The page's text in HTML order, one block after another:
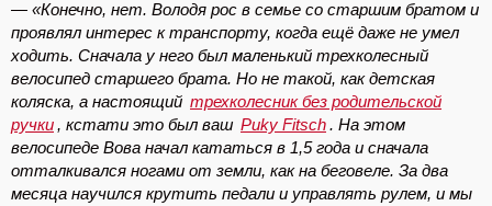
— «Конечно, нет. Володя рос в семье со старшим братом и
проявлял интерес к транспорту, когда ещё даже не умел
ходить. Сначала у него был маленький трехколесный
велосипед старшего брата. Но не такой, как детская
коляска, а настоящий трехколесник без родительской
ручки , кстати это был ваш Puky Fitsch. На этом
велосипеде Вова начал кататься в 1,5 года и сначала
отталкивался ногами от земли, как на беговеле. За два
месяца научился крутить педали и управлять рулем, и мы